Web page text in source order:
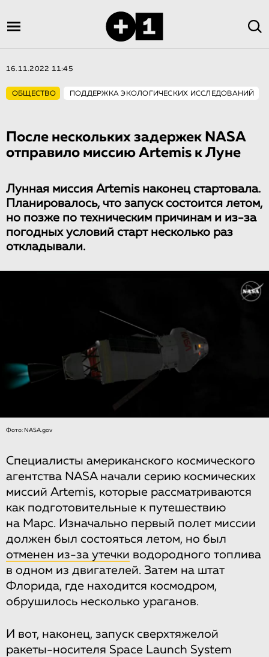
16.11.2022 11:45
ОБЩЕСТВО ПОДДЕРЖКА ЭКОЛОГИЧЕСКИХ ИССЛЕДОВАНИЙ
После нескольких задержек NASA
отправило миссию Artemis к Луне
Лунная миссия Artemis наконец стартовала.
Планировалось, что запуск состоится летом,
но позже по техническим причинам и из-за
погодных условий старт несколько раз
откладывали.
Фото: NASA.gov
Специалисты американского космического
агентства NASA начали серию космических
миссий Artemis, которые рассматриваются
как подготовительные к путешествию
на Марс. Изначально первый полет миссии
должен был состояться летом, но был
отменен из-за утечки водородного топлива
в одном из двигателей. Затем на штат
Флорида, где находится космодром,
обрушилось несколько ураганов.
И вот, наконец, запуск сверхтяжелой
ракеты-носителя Space Launch System